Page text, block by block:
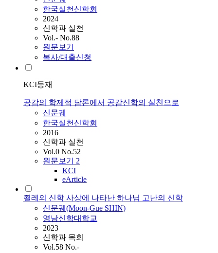
한국실천신학회
2024
신학과 실천
Vol.- No.88
원문보기
복사/대출신청
KCI등재
공감의 학제적 담론에서 공감신학의 실천으로
신문궤
한국실천신학회
2016
신학과 실천
Vol.0 No.52
원문보기 2
KCI
eArticle
죌레의 신학 사상에 나타난 하나님 고난의 신학
신문궤 (Moon-Gue SHIN)
영남신학대학교
2023
신학과 목회
Vol.58 No.-